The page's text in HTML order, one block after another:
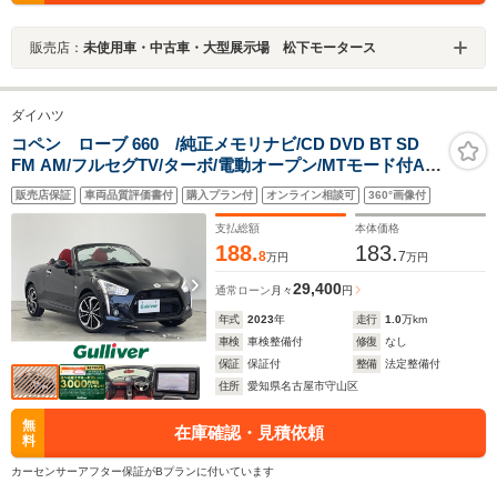
販売店： 未使用車・中古車・大型展示場 松下モータース
ダイハツ
コペン ローブ 660 /純正メモリナビ/CD DVD BT SD
FM AM/フルセグTV/ターボ/電動オープン/MTモード付AT/
シートヒーター/LEDオートライト/純正フォグライト/スマ
ートキー/純正フロアマット/純正16インチAW
販売店保証 車両品質評価書付 購入プラン付 オンライン相談可 360°画像付
支払総額
188.8万円
本体価格
183.7万円
通常ローン 月々29,400円
年式 2023年 走行 1.0万km
車検
車検整備付 修復
なし
保証
保証付 整備
法定整備付
住所
愛知県名古屋市守山区
無
料
在庫確認・見積依頼
カーセンサーアフター保証がBプランに付いています